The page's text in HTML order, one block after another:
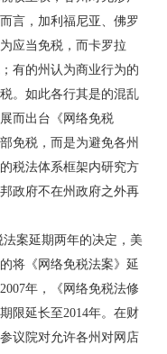
言，加利福尼亚、佛罗
应当免税，而卡罗拉
有的州认为商业行为的
。如此各行其是的混乱
而出台《网络免税
免税，而是为避免各州
税法体系框架内研究方
政府不在州政府之外再
案延期两年的决定，美
将《网络免税法案》延
年，《网络免税法修
限延长至2014年。在财
议院对允许各州对网店